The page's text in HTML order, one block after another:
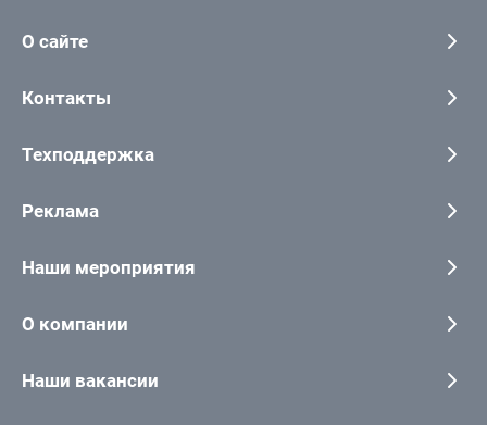
О сайте
Контакты
Техподдержка
Реклама
Наши мероприятия
О компании
Наши вакансии